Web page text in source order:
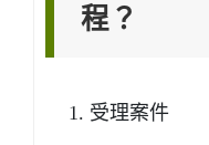
程？
受理案件